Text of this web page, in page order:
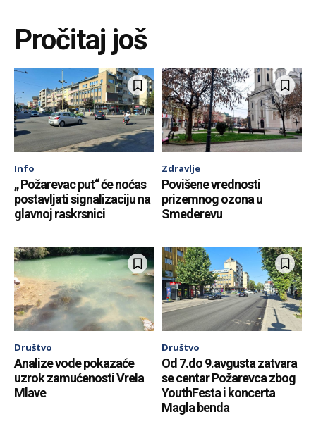
Pročitaj još
Info
„ Požarevac put“ će noćas
postavljati signalizaciju na
glavnoj raskrsnici
Zdravlje
Povišene vrednosti
prizemnog ozona u
Smederevu
Društvo
Analize vode pokazaće
uzrok zamućenosti Vrela
Mlave
Društvo
Od 7.do 9.avgusta zatvara
se centar Požarevca zbog
YouthFesta i koncerta
Magla benda